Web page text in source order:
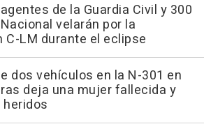
de la Guardia Civil y 300
velarán por la
C-LM durante el eclipse
dos vehículos en la N-301 en
deja una mujer fallecida y